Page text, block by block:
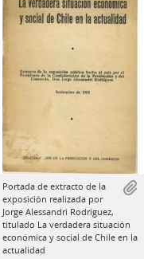
Portada de extracto de la
exposición realizada por
Jorge Alessandri Rodríguez,
titulado La verdadera situación
económica y social de Chile en la
actualidad